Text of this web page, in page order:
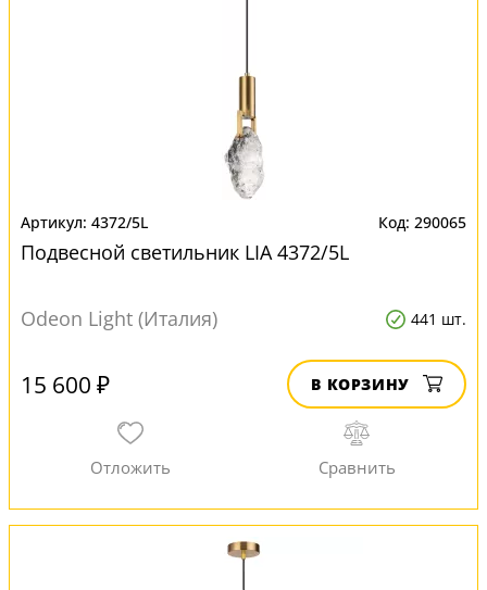
4372/5L 290065
Подвесной светильник LIA 4372/5L
Odeon Light (Италия) 441 шт.
15 600 ₽ В КОРЗИНУ